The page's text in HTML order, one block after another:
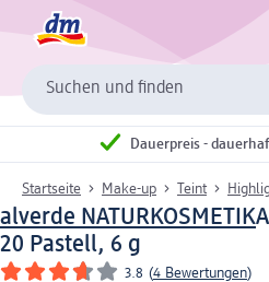
Suchen und finden
Dauerpreis -
Startseite Make-up Teint
alverde NATURKOSMETIK
20 Pastell, 6 g
3.8 (4 Bewertungen)